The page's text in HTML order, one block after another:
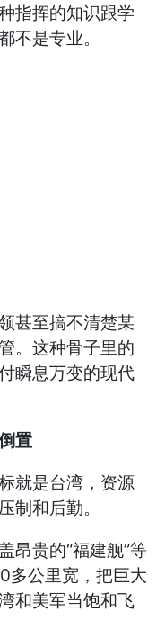
指挥的知识跟学
不是专业。
至搞不清楚某
。这种骨子里的
瞬息万变的现代
置
就是台湾，资源
制和后勤。
贵的“福建舰”等
多公里宽，把巨大
和美军当饱和飞